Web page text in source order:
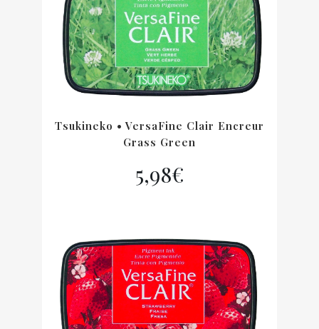
Tsukineko • VersaFine Clair Encreur
Grass Green
5,98€